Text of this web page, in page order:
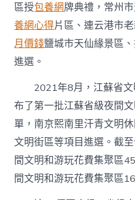
區授包養網牌典禮，常州
養網心得片區、連云港市
月價錢鹽城市天仙緣景區
進選。
2021年8月，江蘇省文
布了第一批江蘇省級夜間
單，南京熙南里汗青文明
文明街區等項目進選。截
間文明和游玩花費集聚區
間文明和游玩花費集聚區